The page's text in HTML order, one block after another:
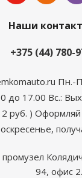
Наши
+375 (44) 780-
Пн.-
до 17.00 Вс.:
руб. ) Оформляй
промузел
94, офис 2.